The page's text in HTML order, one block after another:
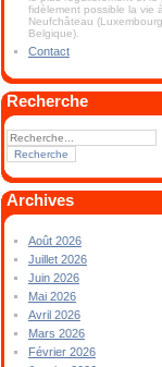
fidèlement possible la vie à
Neufchâteau
Belgique).
Contact
Recherche
Archives
Août 2026
Juillet 2026
Juin 2026
Mai 2026
Avril 2026
Mars 2026
Février 2026